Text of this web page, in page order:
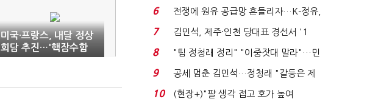
미국·프랑스, 내달 정상
회담 추진…'핵잠수함
갈등' 수습될까
청래와 격차 0.86%p(...
6
전쟁에 원유 공급망 흔들리자…K-정유,
에너지안보 핵심...
7
김민석, 제주·인천 당대표 경선서 '1
위'(1보)...
8
"팀 정청래 정리" "이중잣대 말라"…민
주 최고위원 계파 다...
9
공세 멈춘 김민석…정청래 "갈등은 제
가 수습"
10
(현장+)"팔 생각 접고 호가 높여